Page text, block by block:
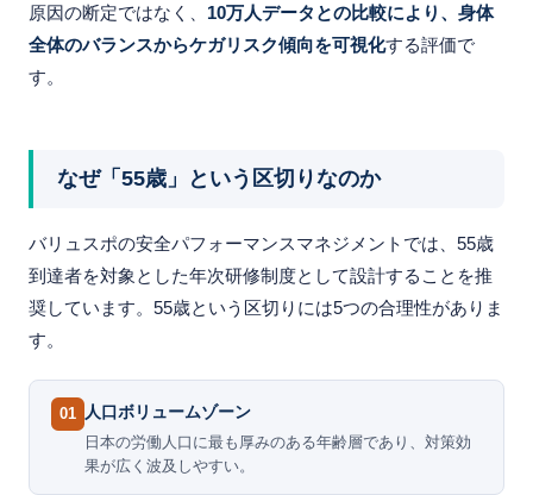
原因の断定ではなく、 10万人データとの比較により、身体
全体のバランスからケガリスク傾向を可視化する評価で
す。
なぜ「55歳」という区切りなのか
バリュスポの安全パフォーマンスマネジメントでは、55歳
到達者を対象とした年次研修制度として設計することを推
奨しています。55歳という区切りには5つの合理性がありま
す。
01 人口ボリュームゾーン
日本の労働人口に最も厚みのある年齢層であり、対策効
果が広く波及しやすい。